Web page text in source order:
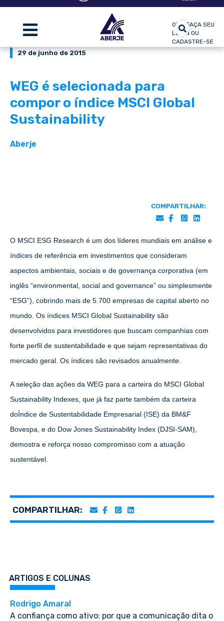
OLÁ, FAÇA SEU
LOGIN OU
CADASTRE-SE
29 de junho de 2015
WEG é selecionada para
compor o índice MSCI Global
Sustainability
Aberje
COMPARTILHAR:
O MSCI ESG Research é um dos líderes mundiais em análise e
índices de referência em investimentos que consideram
aspectos ambientais, sociais e de governança corporativa (em
inglês “environmental, social and governance” ou simplesmente
“ESG”), cobrindo mais de 5.700 empresas de capital aberto no
mundo. Os índices MSCI Global Sustainability são
desenvolvidos para investidores que buscam companhias com
forte perfil de sustentabilidade e que sejam representativas do
mercado geral. Os índices são revisados anualmente.
A seleção das ações da WEG para a carteira do MSCI Global
Sustainability Indexes, que já faz parte também da carteira
doÍndice de Sustentabilidade Empresarial (ISE) da BM&F
Bovespa, e do Dow Jones Sustainability Index (DJSI-SAM),
demostra e reforça nosso compromisso com a atuação
sustentável.
COMPARTILHAR:
ARTIGOS E COLUNAS
Rodrigo Amaral
A confiança como ativo: por que a comunicação dita o